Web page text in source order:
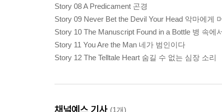
Story 08 A Predicament 곤경
Story 09 Never Bet the Devil Your Head 악마에게
Story 10 The Manuscript Found in a Bottle 병 속에
Story 11 You Are the Man 네가 범인이다
Story 12 The Telltale Heart 숨길 수 없는 심장 소리
채널예스 기사 (1개)